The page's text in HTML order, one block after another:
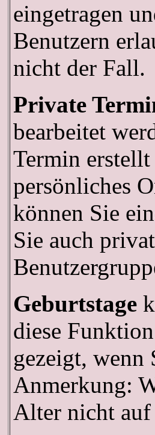
eingetragen
Benutzern
nicht der Fall.
Private
bearbeitet
Termin
persönliches
können Sie
Sie auch
Geburtstage
diese
gezeigt, wenn
Anmerkung:
Alter nicht auf